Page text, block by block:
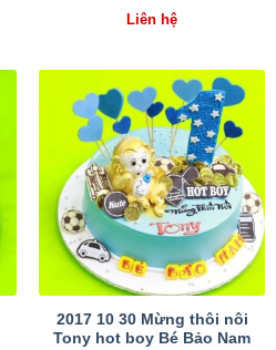
Liên hệ
2017 10 30 Mừng thôi nôi
Tony hot boy Bé Bảo Nam